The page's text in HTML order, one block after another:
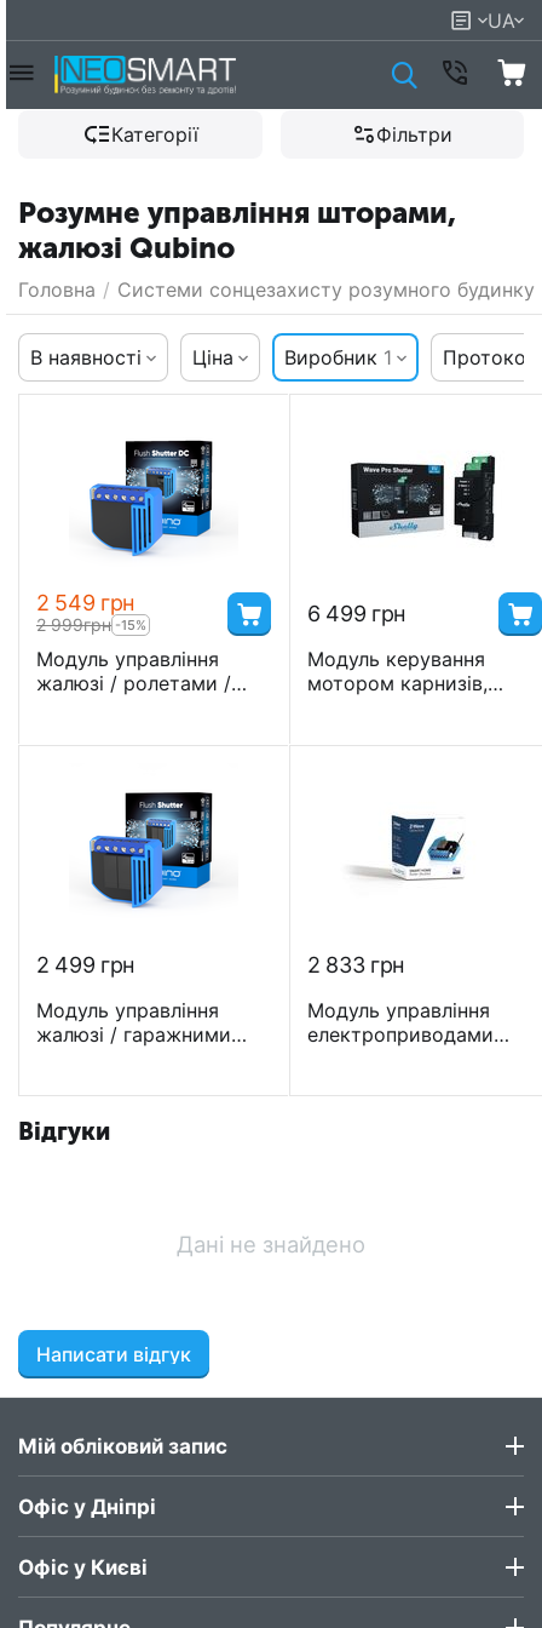
UA
Категорії Фільтри
Розумне управління шторами,
жалюзі Qubino
Головна / Системи сонцезахисту розумного будинку
В наявності Ціна Виробник 1 Протокол
2 549 грн
2 999грн -15%
Модуль управління
жалюзі / ролетами /
6 499 грн
Модуль керування
мотором карнизів,
2 499 грн
Модуль управління
жалюзі / гаражними
2 833 грн
Модуль управління
електроприводами
Відгуки
Дані не знайдено
Написати відгук
Мій обліковий запис
Офіс у Дніпрі
Офіс у Києві